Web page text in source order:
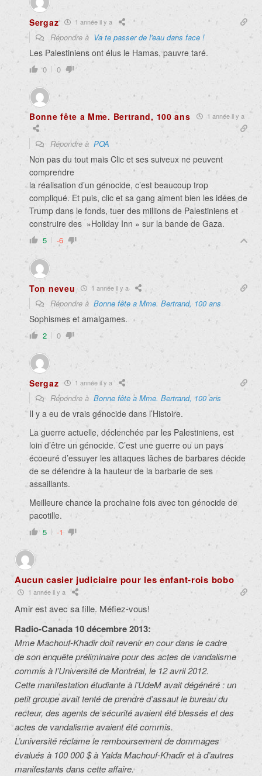
Sergaz 1 année il y a
Répondre à Va te passer de l'eau dans face !
Les Palestiniens ont élus le Hamas, pauvre taré.
0 0
Bonne fête a Mme. Bertrand, 100 ans 1 année il y a
Répondre à POA
Non pas du tout mais Clic et ses suiveux ne peuvent
comprendre
la réalisation d’un génocide, c’est beaucoup trop
compliqué. Et puis, clic et sa gang aiment bien les idées de
Trump dans le fonds, tuer des millions de Palestiniens et
construire des »Holiday Inn » sur la bande de Gaza.
5 -6
Ton neveu 1 année il y a
Répondre à Bonne fête a Mme. Bertrand, 100 ans
Sophismes et amalgames.
2 0
Sergaz 1 année il y a
Répondre à Bonne fête a Mme. Bertrand, 100 ans
Il y a eu de vrais génocide dans l’Histoire.
La guerre actuelle, déclenchée par les Palestiniens, est
loin d’être un génocide. C’est une guerre ou un pays
écoeuré d’essuyer les attaques lâches de barbares décide
de se défendre à la hauteur de la barbarie de ses
assaillants.
Meilleure chance la prochaine fois avec ton génocide de
pacotille.
5 -1
Aucun casier judiciaire pour les enfant-rois bobo
1 année il y a
Amir est avec sa fille. Méfiez-vous!
Radio-Canada 10 décembre 2013:
Mme Machouf-Khadir doit revenir en cour dans le cadre
de son enquête préliminaire pour des actes de vandalisme
commis à l’Université de Montréal, le 12 avril 2012.
Cette manifestation étudiante à l’UdeM avait dégénéré : un
petit groupe avait tenté de prendre d’assaut le bureau du
recteur, des agents de sécurité avaient été blessés et des
actes de vandalisme avaient été commis.
L’université réclame le remboursement de dommages
évalués à 100 000 $ à Yalda Machouf-Khadir et à d’autres
manifestants dans cette affaire.